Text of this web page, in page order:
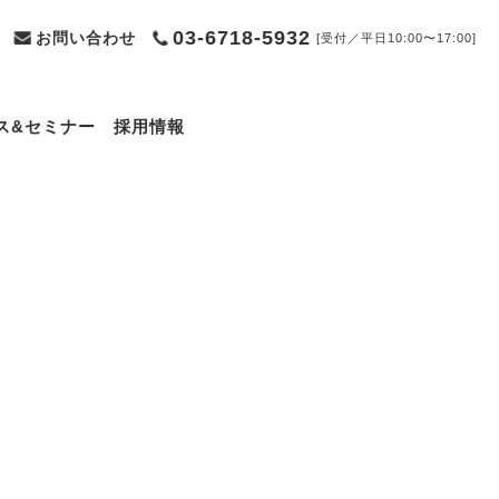
お問い合わせ 03-6718-5932 [受付／平日10:00〜17:00]
&セミナー 採用情報